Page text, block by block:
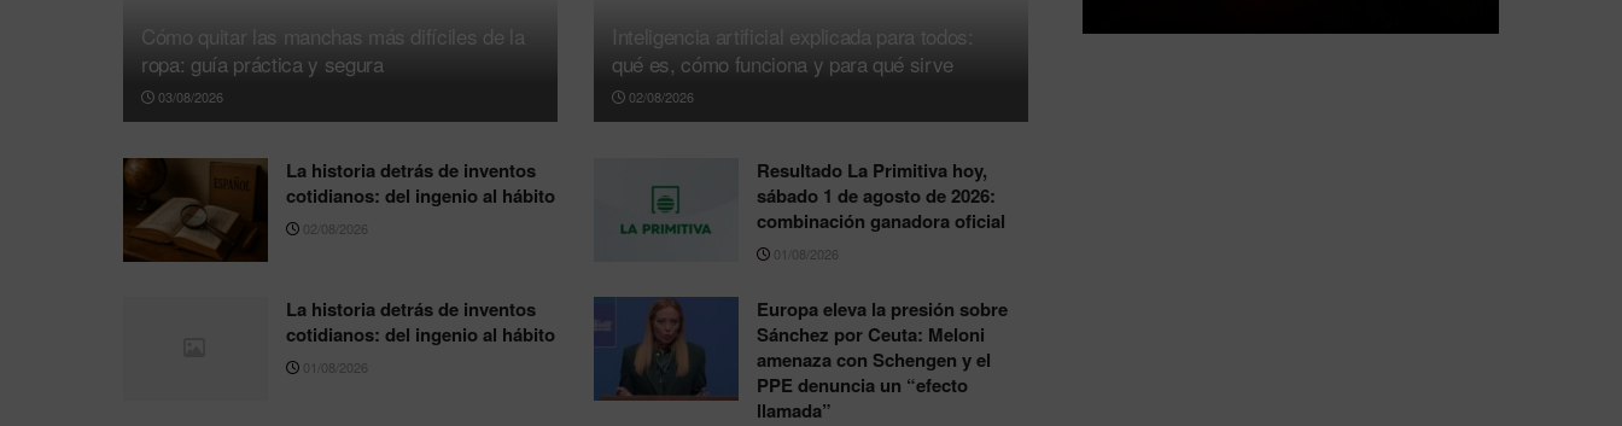
Cómo quitar las manchas más difíciles de la
ropa: guía práctica y segura
03/08/2026
Inteligencia artificial explicada para todos:
qué es, cómo funciona y para qué sirve
02/08/2026
La historia detrás de inventos
cotidianos: del ingenio al hábito
02/08/2026
Resultado La Primitiva hoy,
sábado 1 de agosto de 2026:
combinación ganadora oficial
01/08/2026
La historia detrás de inventos
cotidianos: del ingenio al hábito
01/08/2026
Europa eleva la presión sobre
Sánchez por Ceuta: Meloni
amenaza con Schengen y el
PPE denuncia un “efecto
llamada”